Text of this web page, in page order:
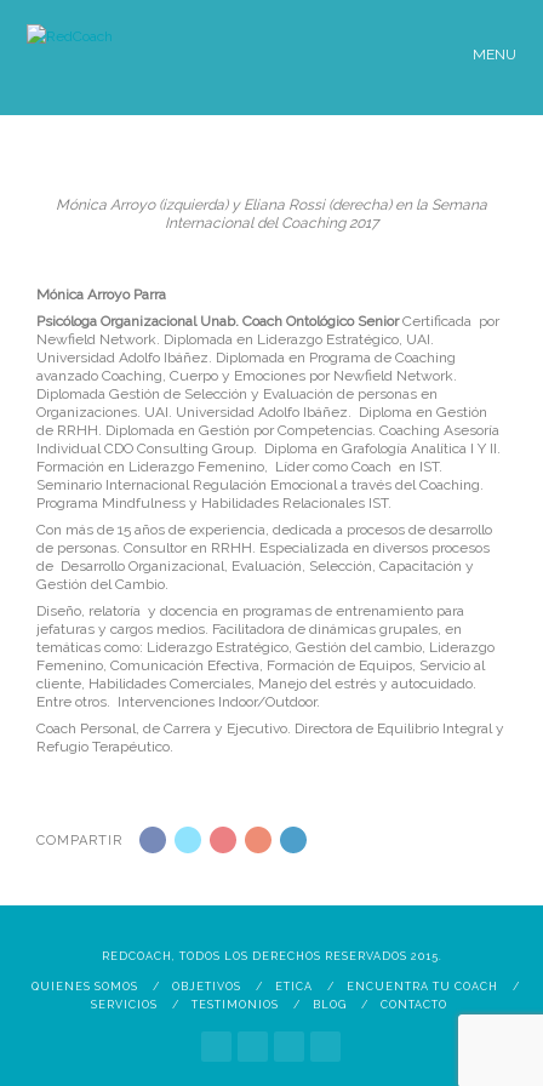
MENU
Mónica Arroyo (izquierda) y Eliana Rossi (derecha) en la Semana
Internacional del Coaching 2017
Mónica Arroyo Parra
Psicóloga Organizacional Unab. Coach Ontológico SeniorCertificada por
Newfield Network. Diplomada en Liderazgo Estratégico, UAI.
Universidad Adolfo Ibáñez. Diplomada en Programa de Coaching
avanzado Coaching, Cuerpo y Emociones por Newfield Network.
Diplomada Gestión de Selección y Evaluación de personas en
Organizaciones. UAI. Universidad Adolfo Ibáñez. Diploma en Gestión
de RRHH. Diplomada en Gestión por Competencias. Coaching Asesoría
Individual CDO Consulting Group. Diploma en Grafología Analítica I Y II.
Formación en Liderazgo Femenino, Líder como Coach en IST.
Seminario Internacional Regulación Emocional a través del Coaching.
Programa Mindfulness y Habilidades Relacionales IST.
Con más de 15 años de experiencia, dedicada a procesos de desarrollo
de personas. Consultor en RRHH. Especializada en diversos procesos
de Desarrollo Organizacional, Evaluación, Selección, Capacitación y
Gestión del Cambio.
Diseño, relatoría y docencia en programas de entrenamiento para
jefaturas y cargos medios. Facilitadora de dinámicas grupales, en
temáticas como: Liderazgo Estratégico, Gestión del cambio, Liderazgo
Femenino, Comunicación Efectiva, Formación de Equipos, Servicio al
cliente, Habilidades Comerciales, Manejo del estrés y autocuidado.
Entre otros. Intervenciones Indoor/Outdoor.
Coach Personal, de Carrera y Ejecutivo. Directora de Equilibrio Integral y
Refugio Terapéutico.
COMPARTIR
REDCOACH, TODOS LOS DERECHOS RESERVADOS 2015.
QUIENES SOMOS OBJETIVOS ETICA
ENCUENTRA TU COACH
SERVICIOS
TESTIMONIOS BLOG CONTACTO